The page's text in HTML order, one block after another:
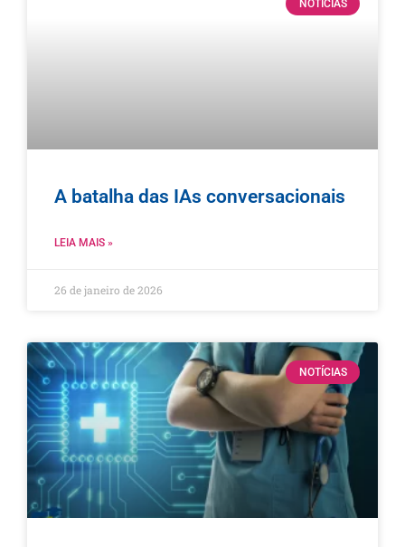
NOTÍCIAS
A batalha das IAs conversacionais
LEIA MAIS »
26 de janeiro de 2026
NOTÍCIAS